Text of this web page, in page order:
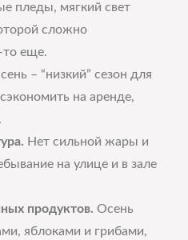
пледы, мягкий свет
сложно
то еще.
– “низкий” сезон для
на аренде,
Нет сильной жары и
на улице и в зале
продуктов. Осень
яблоками и грибами,